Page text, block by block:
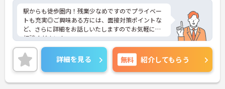
駅からも徒歩圏内！残業少なめですのでプライベー
トも充実◎ご興味ある方には、面接対策ポイントな
ど、さらに詳細をお話しいたしますのでお気軽にご
相談ください！
詳細を見る 無料 紹介してもらう